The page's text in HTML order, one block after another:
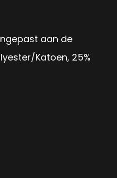
aan de
Katoen, 25%